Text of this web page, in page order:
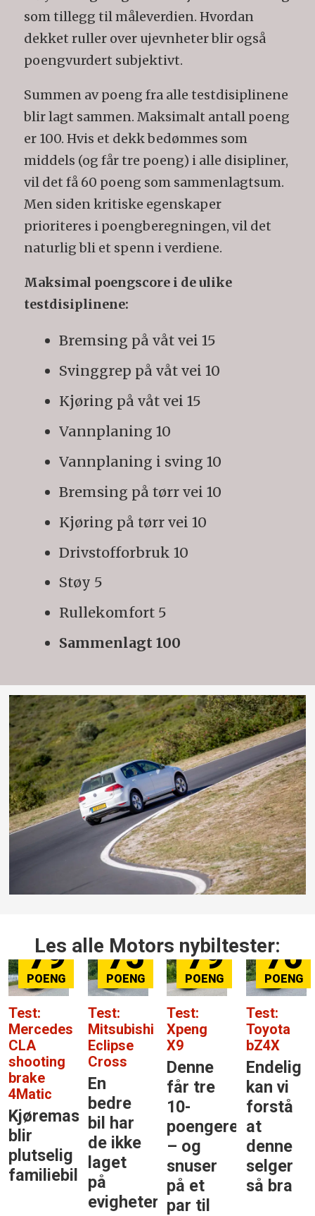
som tillegg til måleverdien. Hvordan
dekket ruller over ujevnheter blir også
poengvurdert subjektivt.
Summen av poeng fra alle testdisiplinene
blir lagt sammen. Maksimalt antall poeng
er 100. Hvis et dekk bedømmes som
middels (og får tre poeng) i alle disipliner,
vil det få 60 poeng som sammenlagtsum.
Men siden kritiske egenskaper
prioriteres i poengberegningen, vil det
naturlig bli et spenn i verdiene.
Maksimal poengscore i de ulike
testdisiplinene:
Bremsing på våt vei 15
Svinggrep på våt vei 10
Kjøring på våt vei 15
Vannplaning 10
Vannplaning i sving 10
Bremsing på tørr vei 10
Kjøring på tørr vei 10
Drivstofforbruk 10
Støy 5
Rullekomfort 5
Sammenlagt 100
Les alle Motors nybiltester:
79
Test:
Mercedes
CLA
shooting
brake
4Matic
Kjøremaskinen
blir
plutselig
familiebil
75
Test:
Mitsubishi
Eclipse
Cross
En
bedre
bil har
de ikke
laget
på
evigheter
79
Test:
Xpeng
X9
Denne
får tre
10-
poengere
– og
snuser
på et
par til
76
Test:
Toyota
bZ4X
Endelig
kan vi
forstå
at
denne
selger
så bra